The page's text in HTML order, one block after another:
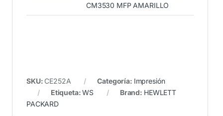
CM3530 MFP AMARILLO
SKU: CE252A Categoría: Impresión
Etiqueta:WS Brand: HEWLETT
PACKARD